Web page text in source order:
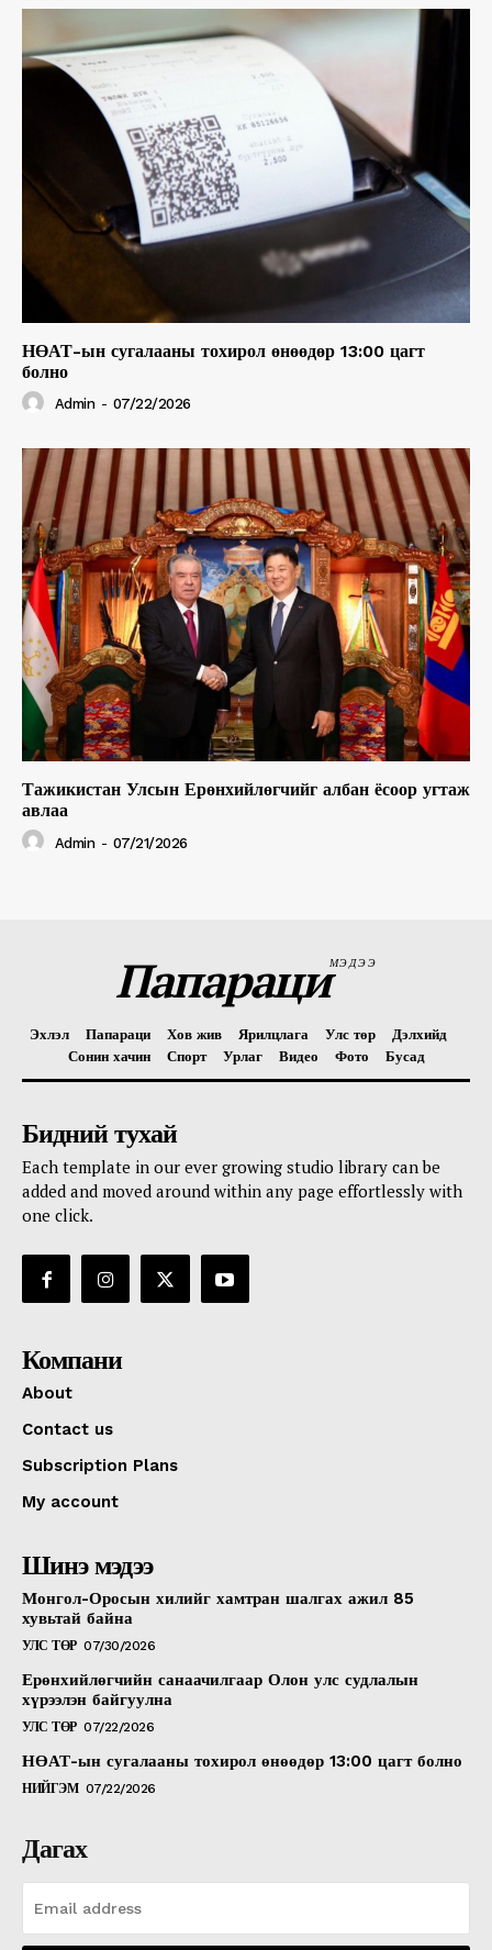
НӨАТ-ын сугалааны тохирол өнөөдөр 13:00 цагт
болно
Admin - 07/22/2026
Тажикистан Улсын Ерөнхийлөгчийг албан ёсоор угтаж
авлаа
Admin - 07/21/2026
ПапарациМЭДЭЭ
Эхлэл Папараци Хов жив Ярилцлага Улс төр
Дэлхийд
Сонин хачин
Спорт Урлаг Видео Фото Бусад
Бидний тухай
Each template in our ever growing studio library can be
added and moved around within any page effortlessly with
one click.
Компани
About
Contact us
Subscription Plans
My account
Шинэ мэдээ
Монгол-Оросын хилийг хамтран шалгах ажил 85
хувьтай байна
УЛС ТӨР 07/30/2026
Ерөнхийлөгчийн санаачилгаар Олон улс судлалын
хүрээлэн байгуулна
УЛС ТӨР 07/22/2026
НӨАТ-ын сугалааны тохирол өнөөдөр 13:00 цагт болно
НИЙГЭМ 07/22/2026
Дагах